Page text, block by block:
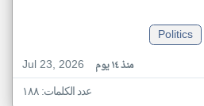
Politics
Jul 23, 2026
منذ ١٤ يوم
عدد الكلمات: ١٨٨